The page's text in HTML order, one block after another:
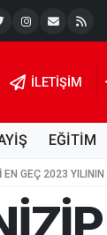
Su Kuyusu
İLETIŞIM
EĞİTİM
GEÇ 2023 YILININ